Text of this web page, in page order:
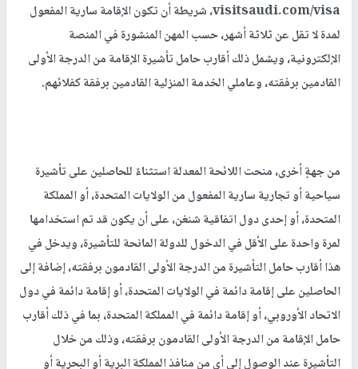
visitsaudi.com/visa، شريطة أن تكون الإقامة سارية المفعول
لمدة لا تقل عن ثلاثة أشهر، حسب المهن المنشورة في المنصة
الإلكترونية، ويشمل ذلك أقارب حامل تأشيرة الإقامة من الدرجة الأولى
القادمين برفقته، وعاملي الخدمة المنزلية القادمين برفقة كفلائهم.
من جهةٍ أخرى، منحت اللائحة المعدلة استثناءً للحاصلين على تأشيرة
سياحية أو تجارية سارية المفعول من الولايات المتحدة، أو المملكة
المتحدة، أو إحدى دول اتفاقية شنغن، على أن يكون قد تم استخدامها
لمرة واحدة على الأقل في الدخول للدولة المانحة للتأشيرة، ويدخل في
هذا أقارب حامل التأشيرة من الدرجة الأولى القادمون برفقته، إضافة إلى
الحاصلين على إقامة دائمة في الولايات المتحدة، أو إقامة دائمة في دول
الاتحاد الأوروبي، أو إقامة دائمة في المملكة المتحدة، بما في ذلك أقارب
حامل الإقامة من الدرجة الأولى القادمون برفقته، وذلك من خلال
التأشيرة عند الوصول إلى أيٍ من منافذ المملكة البرية أو البحرية أو